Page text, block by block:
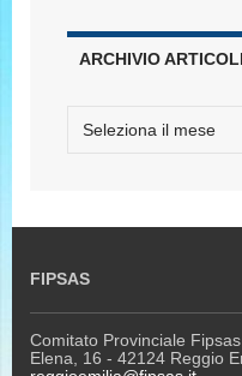
ARCHIVIO
FIPSAS
Comitato Provinciale
Elena, 16 - 42124 Reggio